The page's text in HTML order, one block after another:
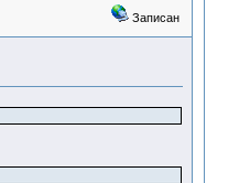
Записан